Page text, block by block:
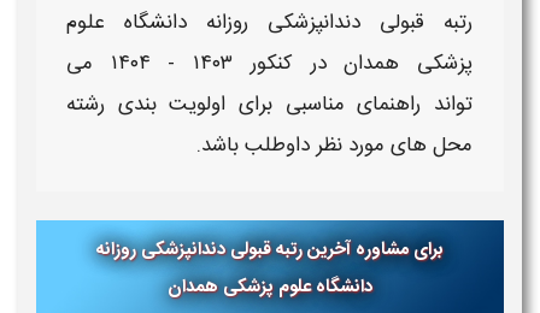
رتبه قبولی دندانپزشکی روزانه دانشگاه علوم
پزشکی همدان​ در کنکور
۱۴۰۳ - ۱۴۰۴​ می
تواند راهنمای مناسبی برای اولویت بندی رشته
محل های مورد نظر داوطلب باشد.
برای مشاوره آخرین رتبه قبولی دندانپزشکی روزانه
دانشگاه علوم پزشکی همدان